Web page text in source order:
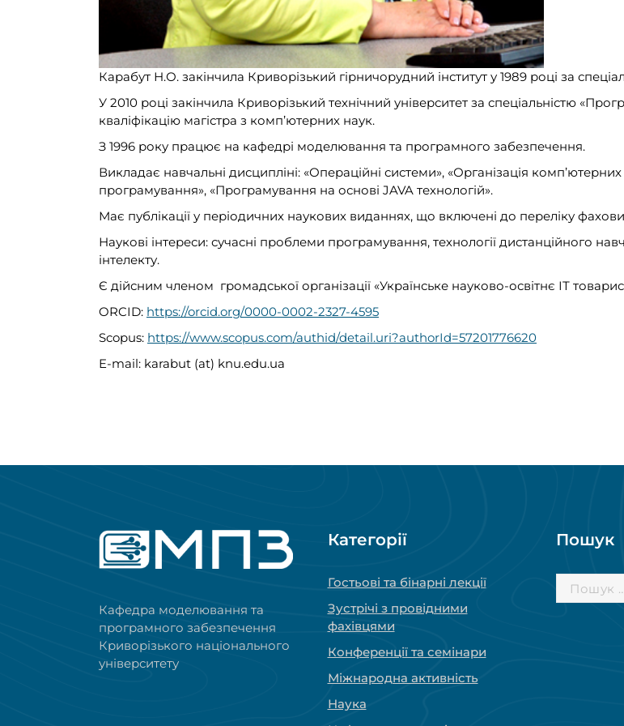
Карабут Н.О. закінчила Криворізький гірничорудний інститут у 1989 році за
У 2010 році закінчила Криворізький технічний університет за спеціальністю
кваліфікацію магістра з комп’ютерних наук.
З 1996 року працює на кафедрі моделювання та програмного забезпечення.
Викладає навчальні дисципліні: «Операційні системи», «Організація
програмування», «Програмування на основі JAVA технологій».
Має публікації у періодичних наукових виданнях, що включені до переліку
Наукові інтереси: сучасні проблеми програмування, технології дистанційного
інтелекту.
Є дійсним членом громадської організації «Українське науково-освітнє ІТ
ORCID: https://orcid.org/0000-0002-2327-4595
Scopus: https://www.scopus.com/authid/detail.uri?authorId=57201776620
E-mail: karabut (at) knu.edu.ua
Кафедра моделювання та
програмного забезпечення
Криворізького національного
університету
Категорії
Гостьові та бінарні лекції
Зустрічі з провідними
фахівцями
Конференції та семінари
Міжнародна активність
Наука
Пошук
Пошук: